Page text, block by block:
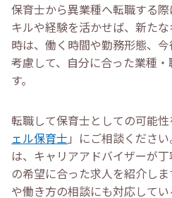
保育士から異業種へ転職する際
キルや経験を活かせば、新たな
時は、働く時間や勤務形態、今
考慮して、自分に合った業種・
す。
転職して保育士としての可能
ェル保育士 」にご相談くださ
は、キャリアアドバイザーが丁
の希望に合った求人を紹介しま
や働き方の相談にも対応してい